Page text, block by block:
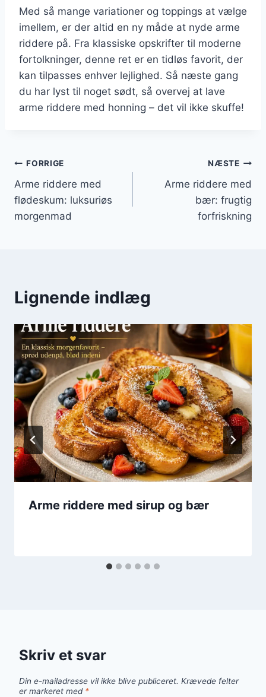
Med så mange variationer og toppings at vælge
imellem, er der altid en ny måde at nyde arme
riddere på. Fra klassiske opskrifter til moderne
fortolkninger, denne ret er en tidløs favorit, der
kan tilpasses enhver lejlighed. Så næste gang
du har lyst til noget sødt, så overvej at lave
arme riddere med honning – det vil ikke skuffe!
Indlægsnavigation
FORRIGE
Arme riddere med
flødeskum: luksuriøs
morgenmad
NÆSTE
Arme riddere med
bær: frugtig
forfriskning
Lignende indlæg
Arme riddere med sirup og bær
Skriv et svar
Din e-mailadresse vil ikke blive publiceret. Krævede felter
er markeret med *